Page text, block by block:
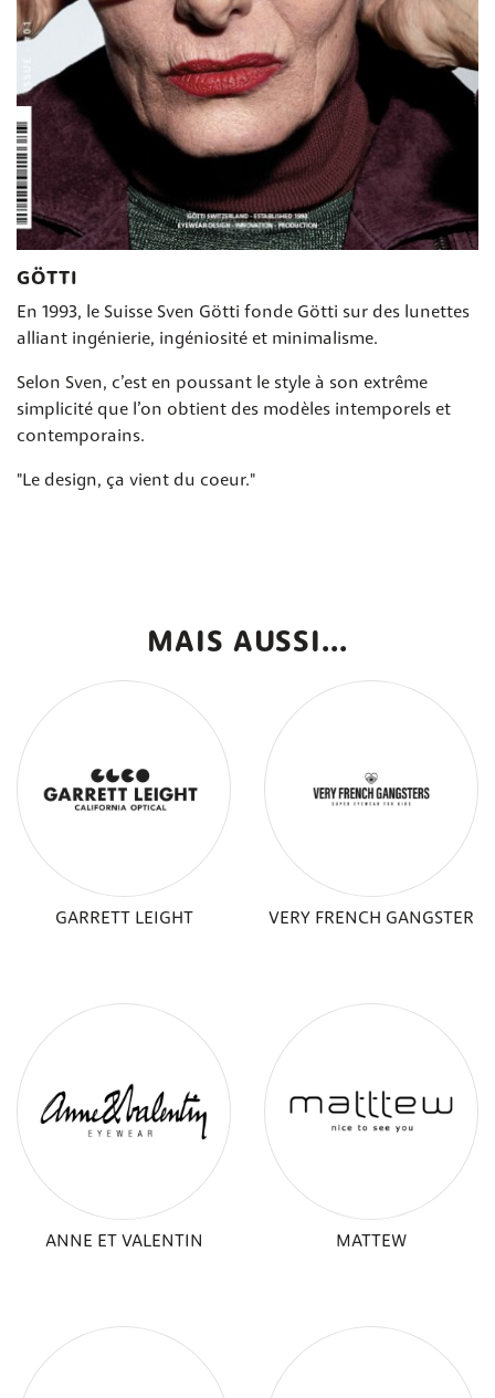
GÖTTI
En 1993, le Suisse Sven Götti fonde Götti sur des lunettes
alliant ingénierie, ingéniosité et minimalisme.
Selon Sven, c’est en poussant le style à son extrême
simplicité que l’on obtient des modèles intemporels et
contemporains.
"Le design, ça vient du coeur."
MAIS AUSSI...
GARRETT LEIGHT VERY FRENCH GANGSTER
ANNE ET VALENTIN MATTEW